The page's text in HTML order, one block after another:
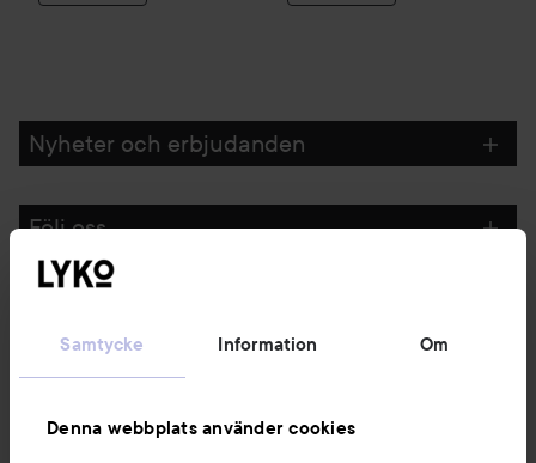
Samtycke Information Om
Denna webbplats använder cookies
Nyheter och erbjudanden
Följ oss